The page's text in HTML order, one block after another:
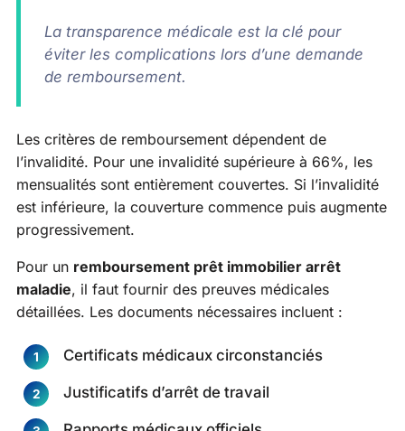
La transparence médicale est la clé pour
éviter les complications lors d’une demande
de remboursement.
Les critères de remboursement dépendent de
l’invalidité. Pour une invalidité supérieure à 66%, les
mensualités sont entièrement couvertes. Si l’invalidité
est inférieure, la couverture commence puis augmente
progressivement.
Pour un remboursement prêt immobilier arrêt
maladie, il faut fournir des preuves médicales
détaillées. Les documents nécessaires incluent :
Certificats médicaux circonstanciés
Justificatifs d’arrêt de travail